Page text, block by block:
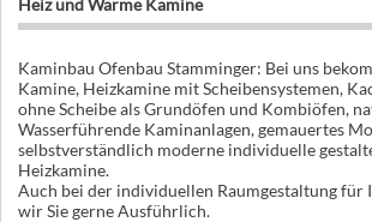
Kaminbau Ofenbau Stamminger: Bei uns
Kamine, Heizkamine mit Scheibensystemen,
ohne Scheibe als Grundöfen und Kombiöfen,
Wasserführende Kaminanlagen, gemauertes
selbstverständlich moderne individuelle
Heizkamine.
Auch bei der individuellen Raumgestaltung für
wir Sie gerne Ausführlich.